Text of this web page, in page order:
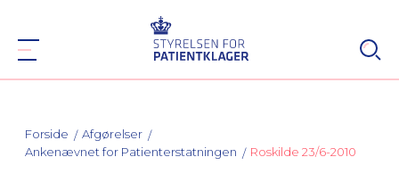
Forside
Afgørelser
Ankenævnet for Patienterstatningen
Roskilde 23/6-2010